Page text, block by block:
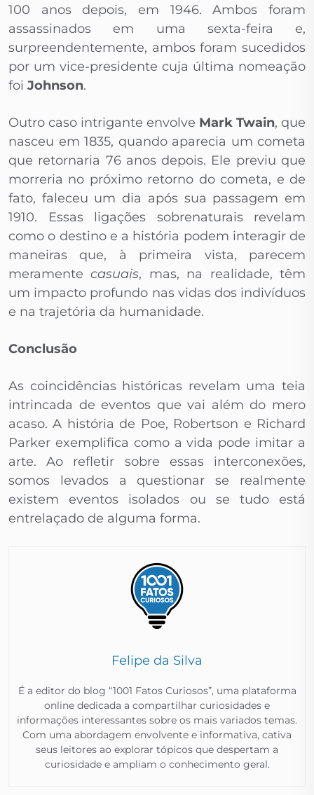
100 anos depois, em 1946. Ambos foram
assassinados em uma sexta-feira e,
surpreendentemente, ambos foram sucedidos
por um vice-presidente cuja última nomeação
foi Johnson.
Outro caso intrigante envolve Mark Twain, que
nasceu em 1835, quando aparecia um cometa
que retornaria 76 anos depois. Ele previu que
morreria no próximo retorno do cometa, e de
fato, faleceu um dia após sua passagem em
1910. Essas ligações sobrenaturais revelam
como o destino e a história podem interagir de
maneiras que, à primeira vista, parecem
meramentecasuais, mas, na realidade, têm
um impacto profundo nas vidas dos indivíduos
e na trajetória da humanidade.
Conclusão
As coincidências históricas revelam uma teia
intrincada de eventos que vai além do mero
acaso. A história de Poe, Robertson e Richard
Parker exemplifica como a vida pode imitar a
arte. Ao refletir sobre essas interconexões,
somos levados a questionar se realmente
existem eventos isolados ou se tudo está
entrelaçado de alguma forma.
Felipe da Silva
É a editor do blog “1001 Fatos Curiosos”, uma plataforma
online dedicada a compartilhar curiosidades e
informações interessantes sobre os mais variados temas.
Com uma abordagem envolvente e informativa, cativa
seus leitores ao explorar tópicos que despertam a
curiosidade e ampliam o conhecimento geral.​